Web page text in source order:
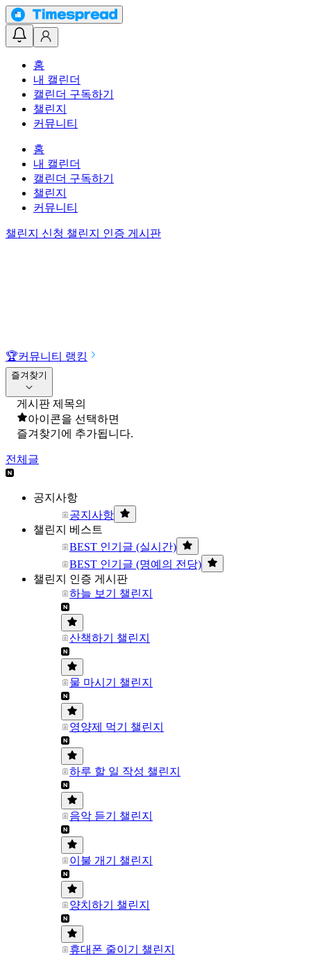
홈
내 캘린더
캘린더 구독하기
챌린지
커뮤니티
홈
내 캘린더
캘린더 구독하기
챌린지
커뮤니티
챌린지 신청 챌린지 인증 게시판
🏆커뮤니티 랭킹
즐겨찾기
게시판 제목의
아이콘을 선택하면
즐겨찾기에 추가됩니다.
전체글
공지사항
공지사항
챌린지 베스트
BEST 인기글 (실시간)
BEST 인기글 (명예의 전당)
챌린지 인증 게시판
하늘 보기 챌린지
산책하기 챌린지
물 마시기 챌린지
영양제 먹기 챌린지
하루 할 일 작성 챌린지
음악 듣기 챌린지
이불 개기 챌린지
양치하기 챌린지
휴대폰 줄이기 챌린지